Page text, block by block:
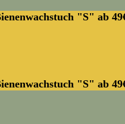
"S" ab
"S" ab